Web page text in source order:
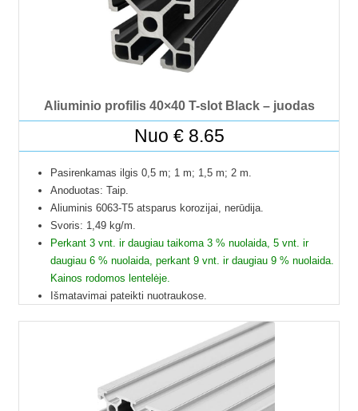
Kad matytumėte kainą pasirinkite ilgį.
Aliuminio profilis 40×40 T-slot Black – juodas
Nuo €8.65
Pasirenkamas ilgis 0,5 m; 1 m; 1,5 m; 2 m.
Anoduotas: Taip.
Aliuminis 6063-T5 atsparus korozijai, nerūdija.
Svoris: 1,49 kg/m.
Perkant 3 vnt. ir daugiau taikoma 3 % nuolaida, 5 vnt. ir
daugiau 6 % nuolaida, perkant 9 vnt. ir daugiau 9 % nuolaida.
Kainos rodomos lentelėje.
Išmatavimai pateikti nuotraukose.
Į paštomatus pristatome tik 50 cm ilgio profilius, kitų ilgių
profiliai į paštomatus netelpa, todėl juos galime pristatyti
tik jūsų nurodytu adresu.
Profilių Ilgis gali būti su 1 mm paklaida.
Dėl klausimų ir užsakymų kitokių ilgių galite kreptis el.paštu.